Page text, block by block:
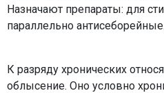
Назначают препараты: для
параллельно антисеборейные.
К разряду хронических
облысение. Оно условно